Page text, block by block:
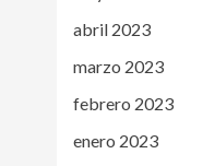
abril 2023
marzo 2023
febrero 2023
enero 2023